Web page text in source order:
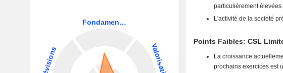
particulièrement élevées.
L'activité de la société
Points Faibles: CSL
La croissance
prochains exercices est